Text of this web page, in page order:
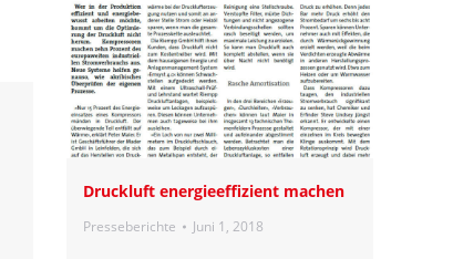
Druckluft energieeffizient machen
Presseberichte Juni 1, 2018